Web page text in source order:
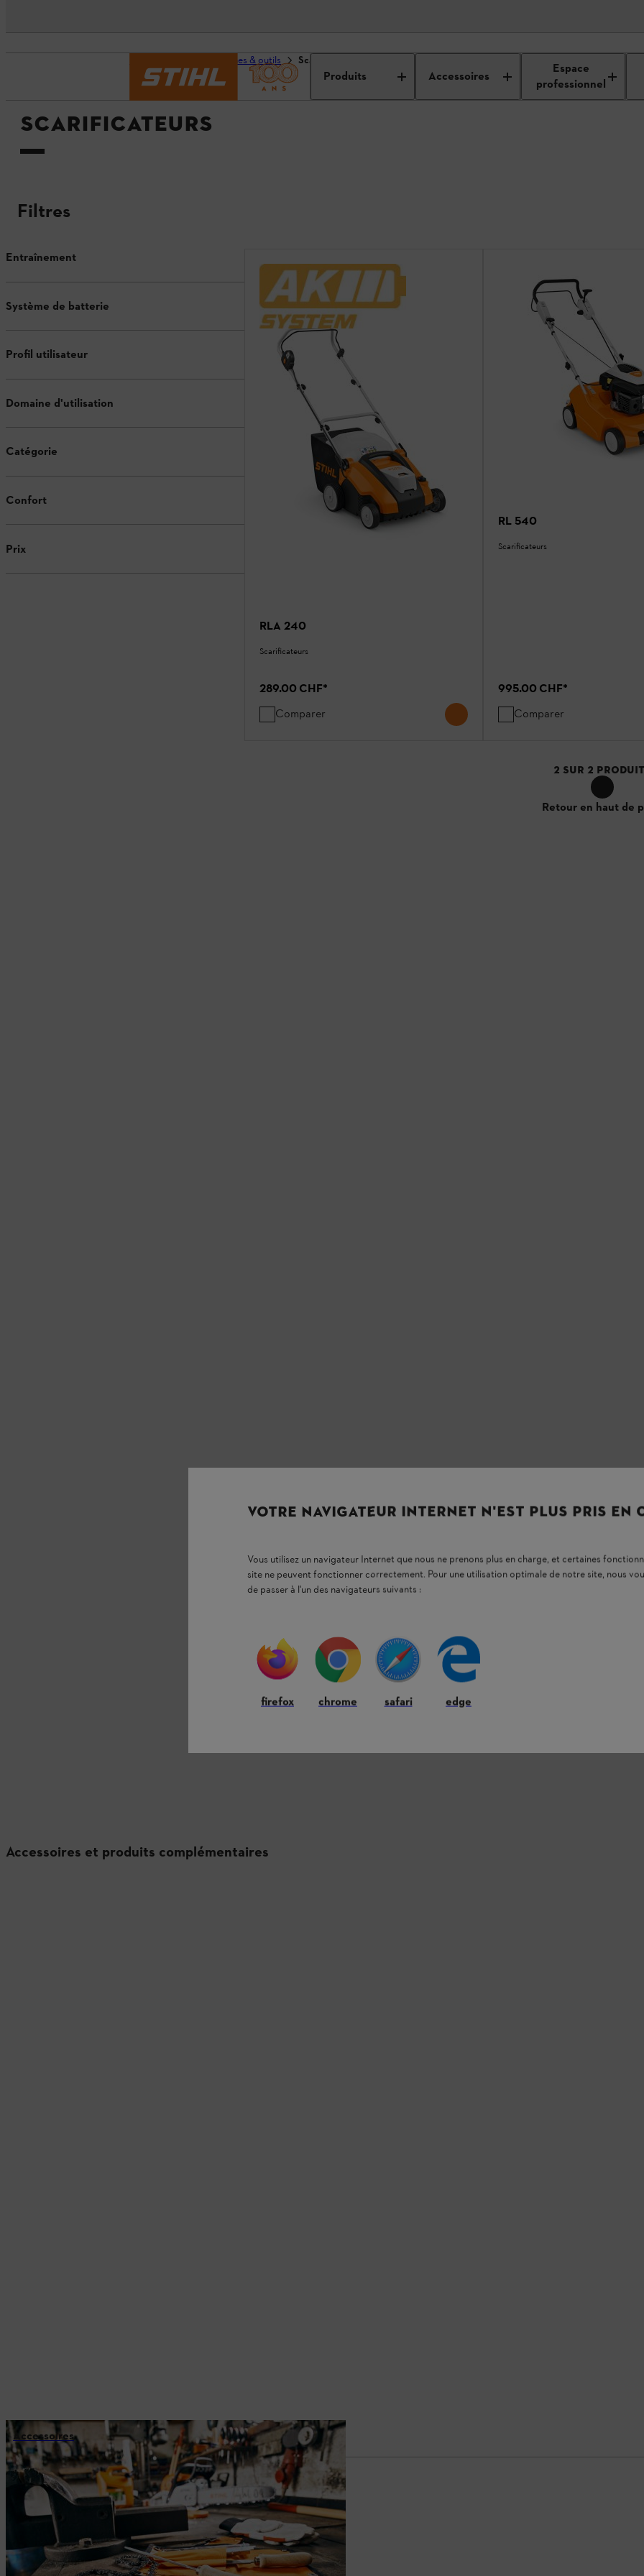
Produits Accessoires
Espace
professionnel
Machines & outils Scarificateurs
SCARIFICATEURS
Filtres
Entraînement
Système de batterie
Profil utilisateur
Domaine d'utilisation
Catégorie
Confort
Prix
RLA 240
Scarificateurs
289.00 CHF*
Comparer
RL 540
Scarificateurs
995.00 CHF*
Comparer
2 SUR 2
Retour en haut de
Accessoires et produits complémentaires
Accessoires
VOTRE NAVIGATEUR INTERNET N'EST PLUS PRIS EN
Vous utilisez un navigateur Internet que nous ne prenons plus en charge, et certaines
site ne peuvent fonctionner correctement. Pour une utilisation optimale de notre site, nous
de passer à l'un des navigateurs suivants :
firefox chrome safari edge